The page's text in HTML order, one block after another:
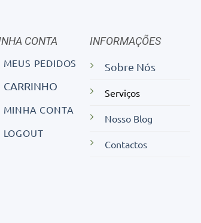
CONTA
MEUS PEDIDOS
CARRINHO
MINHA CONTA
LOGOUT
INFORMAÇÕES
Sobre Nós
Serviços
Nosso Blog
Contactos